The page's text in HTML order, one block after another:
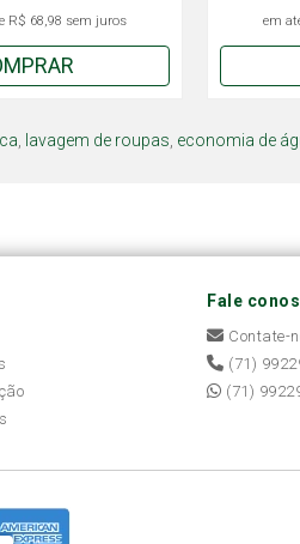
R$ 68,98 sem juros em
lavagem de roupas economia de
Fale
Contate-
(71)
(71)